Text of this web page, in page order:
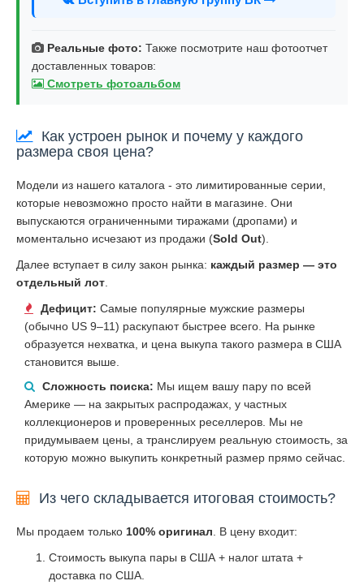
Реальные фото: Также посмотрите наш фотоотчет
доставленных товаров:
Смотреть фотоальбом
Как устроен рынок и почему у каждого
размера своя цена?
Модели из нашего каталога - это лимитированные серии,
которые невозможно просто найти в магазине. Они
выпускаются ограниченными тиражами (дропами) и
моментально исчезают из продажи (Sold Out).
Далее вступает в силу закон рынка: каждый размер — это
отдельный лот
Дефицит: Самые популярные мужские размеры
(обычно US 9–11) раскупают быстрее всего. На рынке
образуется нехватка, и цена выкупа такого размера в США
становится выше.
Сложность поиска: Мы ищем вашу пару по всей
Америке — на закрытых распродажах, у частных
коллекционеров и проверенных реселлеров. Мы не
придумываем цены, а транслируем реальную стоимость, за
которую можно выкупить конкретный размер прямо сейчас.
Из чего складывается итоговая стоимость?
Мы продаем только 100% оригинал . В цену входит:
Стоимость выкупа пары в США + налог штата +
доставка по США.